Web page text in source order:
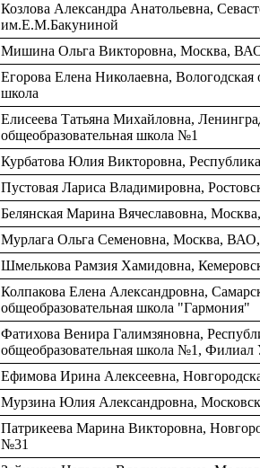
Козлова Александра Анатольевна,
им.Е.М.Бакуниной
Мишина Ольга Викторовна, Москва,
Егорова Елена Николаевна,
школа
Елисеева Татьяна Михайловна,
общеобразовательная школа №1
Курбатова Юлия Викторовна,
Пустовая Лариса Владимировна,
Белянская Марина Вячеславовна,
Мурлага Ольга Семеновна, Москва,
Шмелькова Рамзия Хамидовна,
Колпакова Елена Александровна,
общеобразовательная школа "Гармония"
Фатихова Венира Галимзяновна,
общеобразовательная школа №1, Филиал
Ефимова Ирина Алексеевна,
Мурзина Юлия Александровна,
Патрикеева Марина Викторовна,
№31